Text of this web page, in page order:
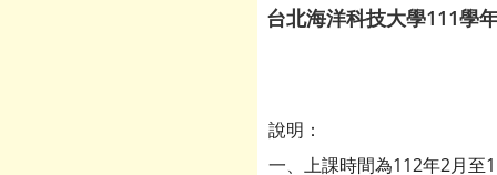
台北海洋科技大學111學
說明：
一、上課時間為112年2月至